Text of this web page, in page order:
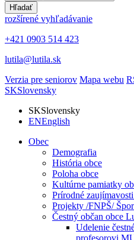
Hľadať
rozšírené vyhľadávanie
+421 0903 514 423
lutila@lutila.sk
Verzia pre seniorov Mapa webu
SKSlovensky
SKSlovensky
ENEnglish
Obec
Demografia
História obce
Poloha obce
Kultúrne pamiatky
Prírodné
Projekty /FNPŠ/
Čestný občan obce
Udelenie
profesorovi